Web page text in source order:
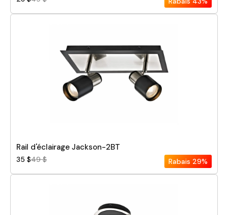
Rail d'éclairage Jackson-2BT
35 $49 $ Rabais 29%